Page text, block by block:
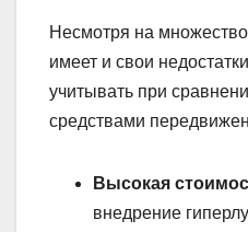
Несмотря на
имеет и свои
учитывать при
средствами
Высокая
внедрение